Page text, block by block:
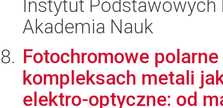
Instytut
Akademia Nauk
Fotochromowe
kompleksach metali
elektro-optyczne: od